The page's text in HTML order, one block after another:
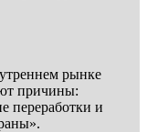
рынке
причины:
переработки и